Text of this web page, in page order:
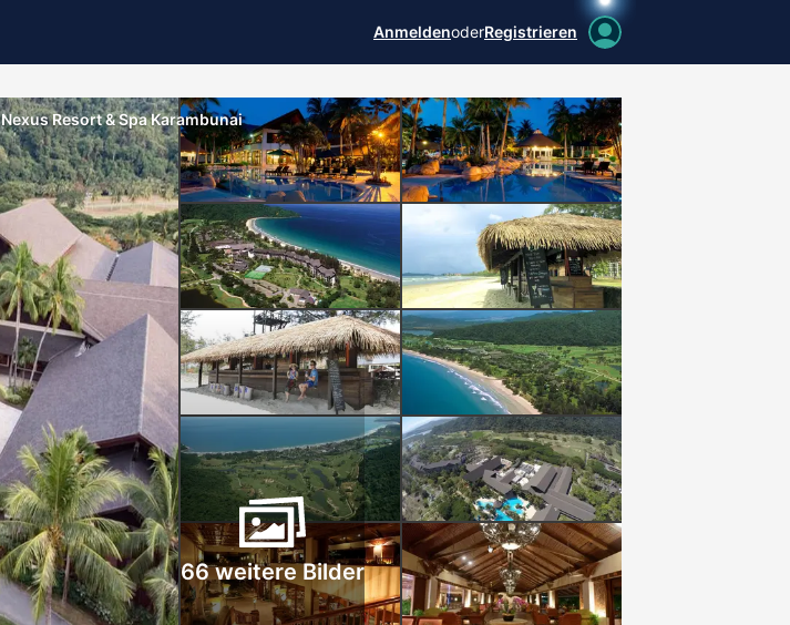
AnmeldenoderRegistrieren
Nexus Resort & Spa Karambunai
66 weitere Bilder